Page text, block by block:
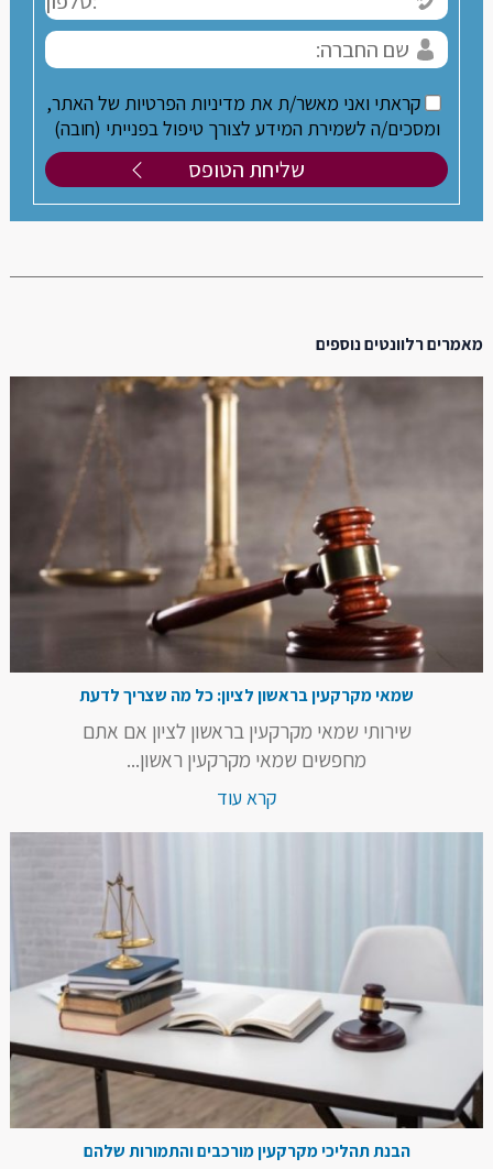
קראתי ואני מאשר/ת את מדיניות הפרטיות של האתר,
ומסכים/ה לשמירת המידע לצורך טיפול בפנייתי (חובה)
מאמרים רלוונטים נוספים
שמאי מקרקעין בראשון לציון: כל מה שצריך לדעת
שירותי שמאי מקרקעין בראשון לציון אם אתם
מחפשים שמאי מקרקעין ראשון...
קרא עוד
הבנת תהליכי מקרקעין מורכבים והתמורות שלהם